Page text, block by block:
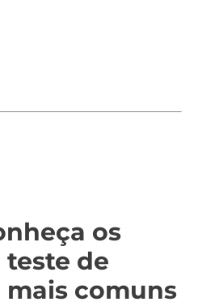
os
teste de
comuns